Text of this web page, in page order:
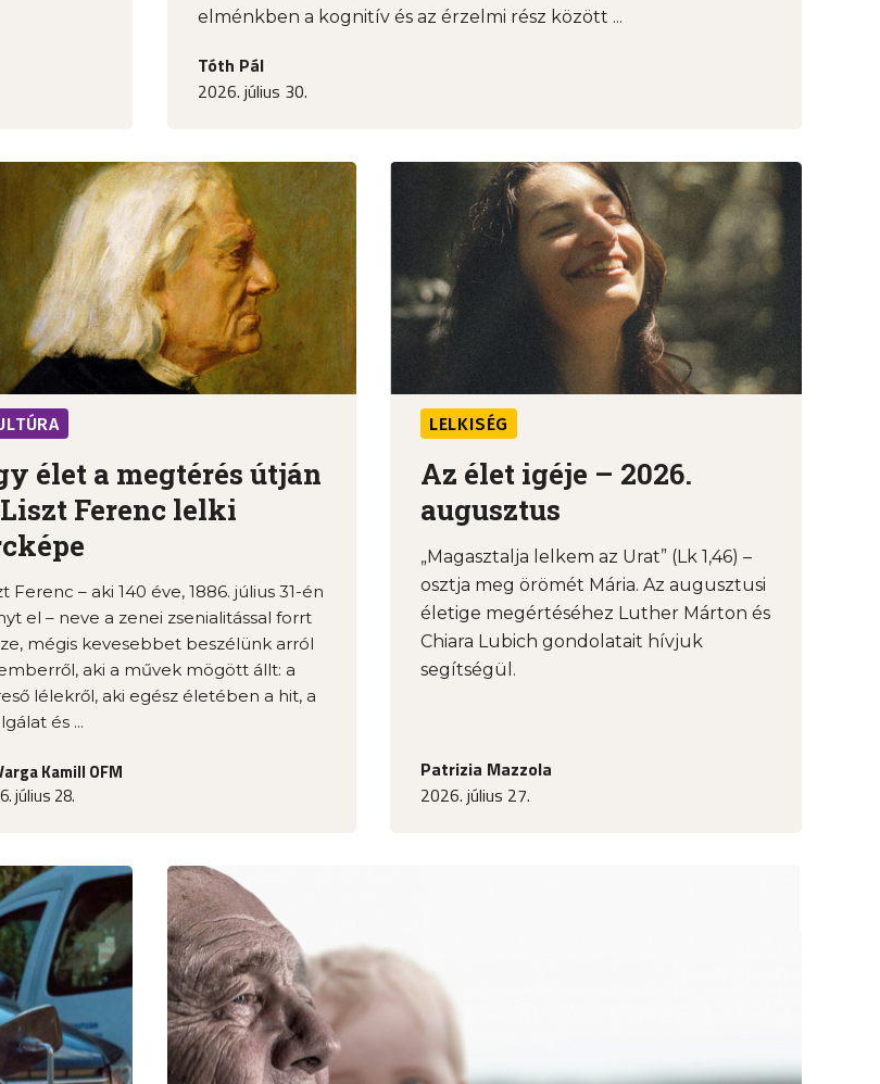
elménkben a kognitív és az érzelmi rész között ...
Tóth Pál
2026. július 30.
élet a megtérés útján
Ferenc lelki
Ferenc – aki 140 éve, 1886. július 31-én
el – neve a zenei zsenialitással forrt
mégis kevesebbet beszélünk arról
aki a művek mögött állt: a
lélekről, aki egész életében a hit, a
és ...
Kamill OFM
július 28.
LELKISÉG
Az élet igéje – 2026.
augusztus
„Magasztalja lelkem az Urat” (Lk 1,46) –
osztja meg örömét Mária. Az augusztusi
életige megértéséhez Luther Márton és
Chiara Lubich gondolatait hívjuk
segítségül.
Patrizia Mazzola
2026. július 27.